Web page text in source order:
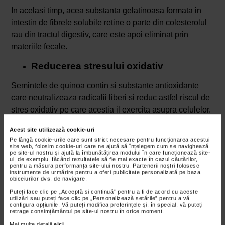
Acest site utilizează cookie-uri
Pe lângă cookie-urile care sunt strict necesare pentru funcționarea acestui
site web, folosim cookie-uri care ne ajută să înțelegem cum se navighează
pe site-ul nostru și ajută la îmbunătățirea modului în care funcționează site-
ul, de exemplu, făcând rezultatele să fie mai exacte în cazul căutărilor,
pentru a măsura performanța site-ului nostru. Partenerii noștri folosesc
instrumente de urmărire pentru a oferi publicitate personalizată pe baza
obiceiurilor dvs. de navigare.
Puteți face clic pe „Acceptă si continuă” pentru a fi de acord cu aceste
utilizări sau puteți face clic pe „Personalizează setările” pentru a vă
configura opțiunile. Vă puteți modifica preferințele și, în special, vă puteți
retrage consimțământul pe site-ul nostru în orice moment.
In acelasi timp, acea substanta gelatinoasa formata in
intestin de fibrele solubile retine o parte din colesterolul
rau din tractul digestiv, care este apoi eliminat prin
materiile fecale.
Reducerea stresului oxidativ
Semintele de quinoa contin si substante antioxidante
care neutralizeaza radicalii liberi si reduc astfel riscul de
stres oxidativ pe care acestia il exercita asupra celulelor.
acesti compusi si celulele din tesuturi, in urma careia
acestea isi modifica structura si functionalitatea. Astfel
apar anumite tipuri de cancer si alte boli cronice, care
insa pot fi prevenite consumand frecvent quinoa.
Cresterea densitatii osoase
Organismul are nevoie zilnic de cel putin 100 de
miligrame de calciu care, in proportie de 99%, ajunge in